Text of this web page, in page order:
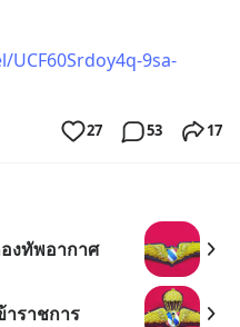
9sa-
27 53 17
งทัพอากาศ
าราชการ